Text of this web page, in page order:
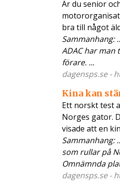
Är du senior
bra till något
Sammanhang:
ADAC har
förare. ...
dagensps.se -
Kina kan
Ett norskt test
Norges gator.
visade att en
Sammanhang:
som rullar på
Omnämnda
dagensps.se -